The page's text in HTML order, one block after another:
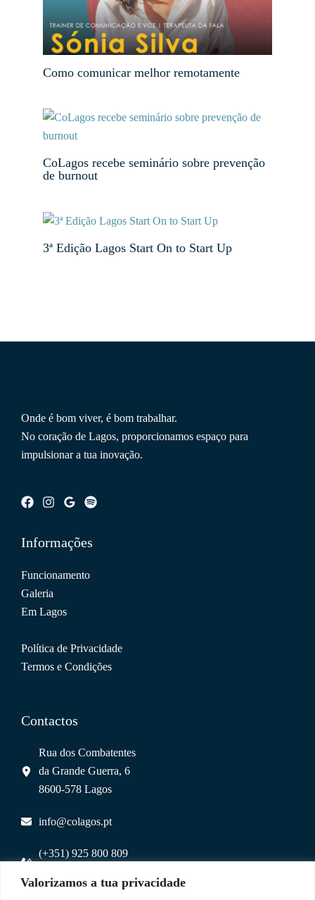
Valorizamos a tua privacidade
Como comunicar melhor remotamente
CoLagos recebe seminário sobre prevenção
de burnout
3ª Edição Lagos Start On to Start Up
Onde é bom viver, é bom trabalhar.
No coração de Lagos, proporcionamos espaço para
impulsionar a tua inovação.
Informações
Funcionamento
Galeria
Em Lagos
Política de Privacidade
Termos e Condições
Contactos
Rua dos Combatentes
da Grande Guerra, 6
8600-578 Lagos
info@colagos.pt
(+351) 925 800 809